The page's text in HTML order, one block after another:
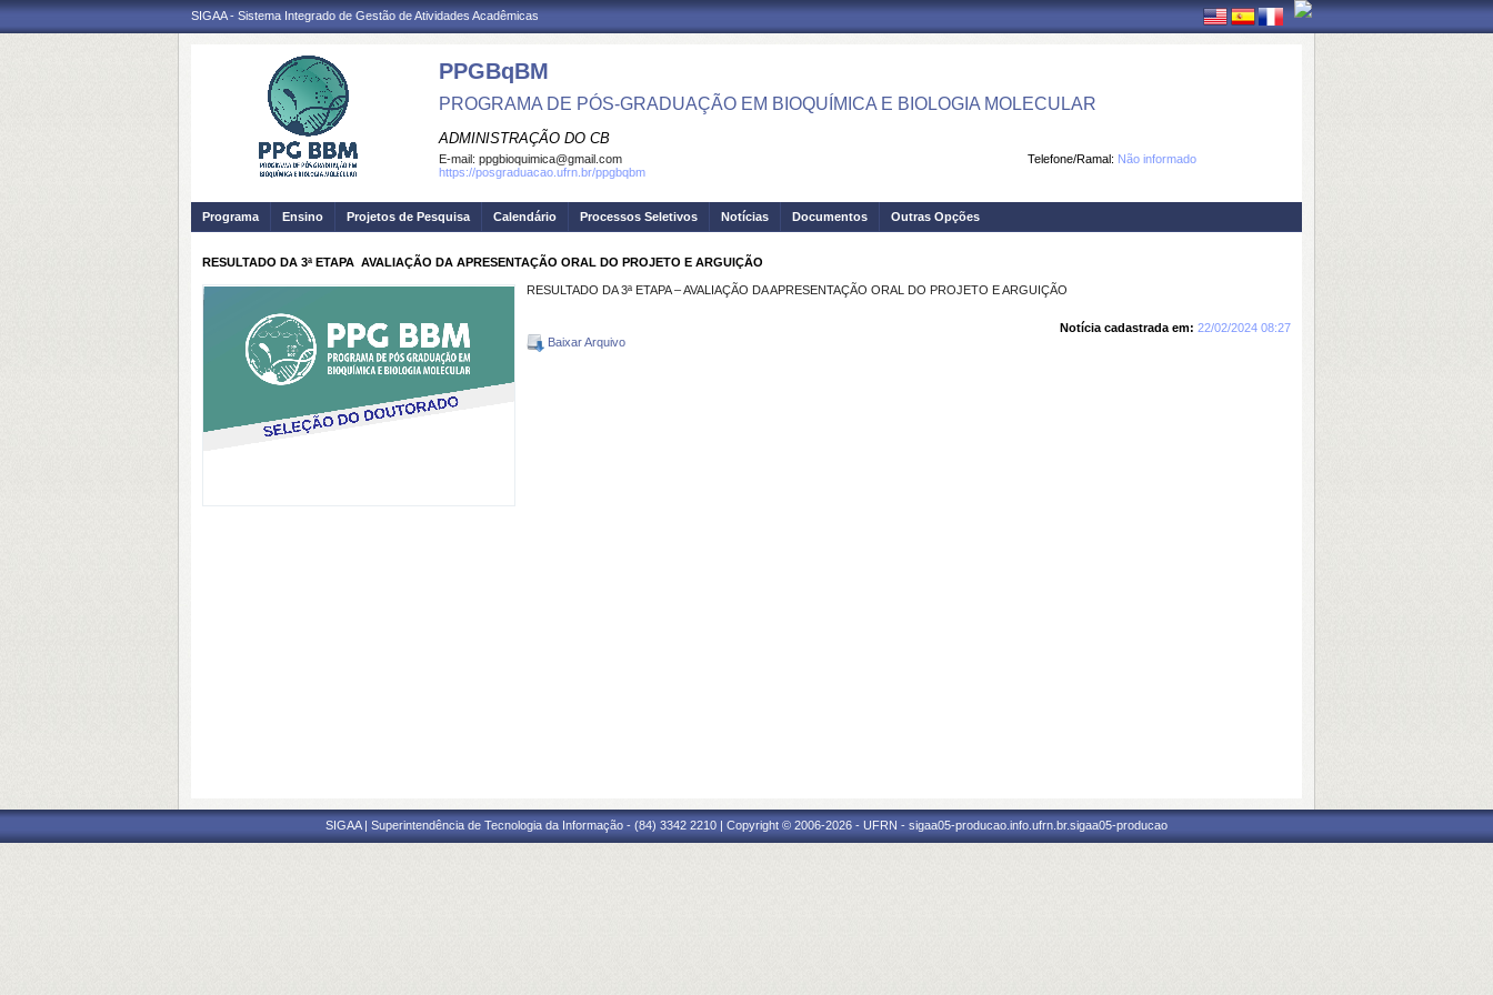
SIGAA - Sistema Integrado de Gestão de Atividades Acadêmicas
PPGBqBM
PROGRAMA DE PÓS-GRADUAÇÃO EM BIOQUÍMICA E BIOLOGIA MOLECULAR
ADMINISTRAÇÃO DO CB
Telefone/Ramal: Não informado
E-mail: ppgbioquimica@gmail.com
https://posgraduacao.ufrn.br/ppgbqbm
Programa Ensino Projetos de Pesquisa Calendário Processos Seletivos Notícias Documentos Outras Opções
RESULTADO DA 3ª ETAPA  AVALIAÇÃO DA APRESENTAÇÃO ORAL DO PROJETO E ARGUIÇÃO
RESULTADO DA 3ª ETAPA – AVALIAÇÃO DA APRESENTAÇÃO ORAL DO PROJETO E ARGUIÇÃO
Notícia cadastrada em: 22/02/2024 08:27
Baixar Arquivo
SIGAA | Superintendência de Tecnologia da Informação - (84) 3342 2210 | Copyright © 2006-2026 - UFRN - sigaa05-producao.info.ufrn.br.sigaa05-producao